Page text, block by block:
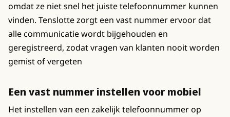
omdat ze niet snel het juiste telefoonnummer kunnen
vinden. Tenslotte zorgt een vast nummer ervoor dat
alle communicatie wordt bijgehouden en
geregistreerd, zodat vragen van klanten nooit worden
gemist of vergeten
Een vast nummer instellen voor mobiel
Het instellen van een zakelijk telefoonnummer op